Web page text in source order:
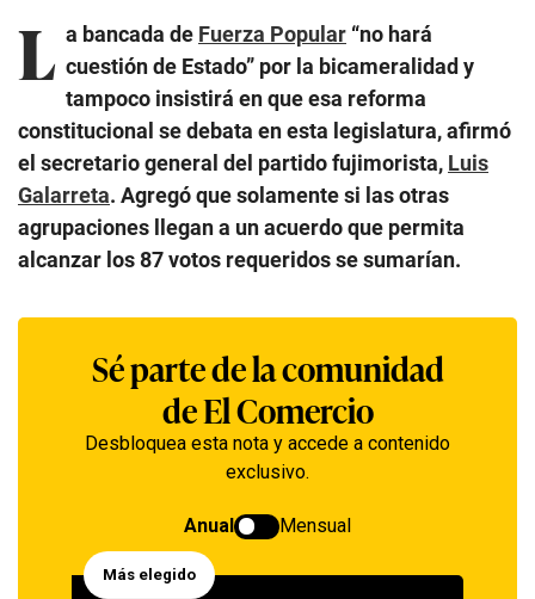
L a bancada de Fuerza Popular “no hará
cuestión de Estado” por la bicameralidad y
tampoco insistirá en que esa reforma
constitucional se debata en esta legislatura, afirmó
el secretario general del partido fujimorista, Luis
Galarreta. Agregó que solamente si las otras
agrupaciones llegan a un acuerdo que permita
alcanzar los 87 votos requeridos se sumarían.